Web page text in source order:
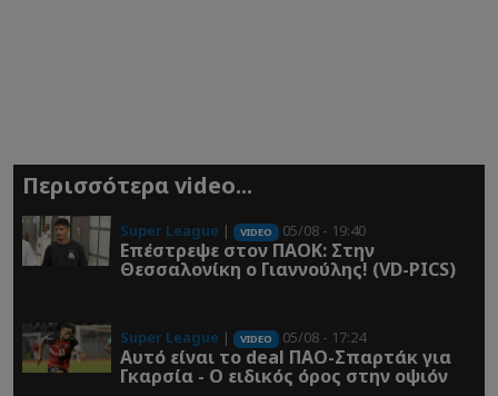
Περισσότερα video...
Super League | VIDEO 05/08 - 19:40
Επέστρεψε στον ΠΑOK: Στην
Θεσσαλονίκη ο Γιαννούλης! (VD-PICS)
Super League | VIDEO 05/08 - 17:24
Αυτό είναι το deal ΠΑΟ-Σπαρτάκ για
Γκαρσία - Ο ειδικός όρος στην οψιόν